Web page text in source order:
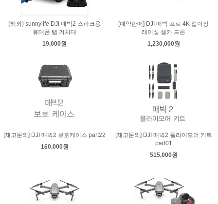
(해외) sunnylife DJI 매빅2 스파크용
휴대폰 탭 거치대
19,000원
[예약판매] DJI 매빅 프로 4K 접이싱
레이싱 셀카 드론
1,230,000원
[재고문의] DJI 매빅2 보호케이스 part22
160,000원
[재고문의] DJI 매빅2 플라이모어 키트
part01
515,000원